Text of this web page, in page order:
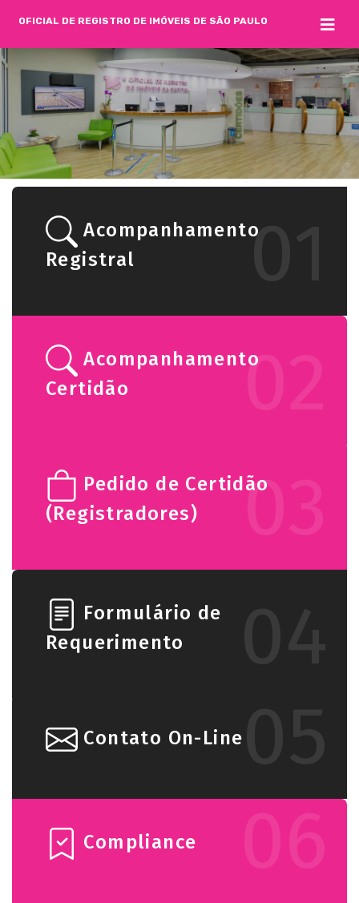
OFICIAL DE REGISTRO DE IMÓVEIS DE SÃO PAULO
Acompanhamento
Registral
01
Acompanhamento
Certidão
02
Pedido de Certidão
(Registradores)
03
Formulário de
Requerimento
Contato On-Line
Compliance